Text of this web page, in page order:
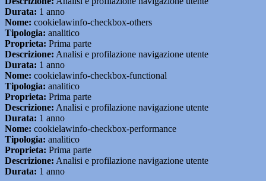
Durata: 1 anno
Nome: cookielawinfo-checkbox-others
Tipologia: analitico
Proprieta: Prima parte
Descrizione: Analisi e profilazione navigazione utente
Durata: 1 anno
Nome: cookielawinfo-checkbox-functional
Tipologia: analitico
Proprieta: Prima parte
Descrizione: Analisi e profilazione navigazione utente
Durata: 1 anno
Nome: cookielawinfo-checkbox-performance
Tipologia: analitico
Proprieta: Prima parte
Descrizione: Analisi e profilazione navigazione utente
Durata: 1 anno